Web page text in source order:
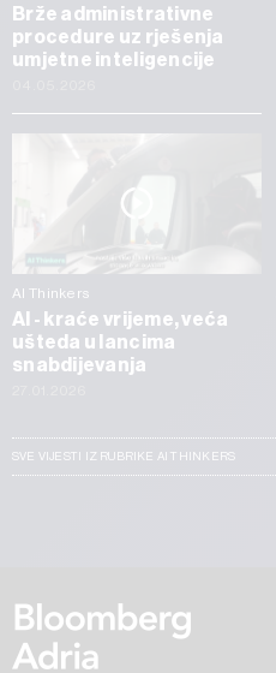
Brže administrativne
procedure uz rješenja
umjetne inteligencije
AI Thinkers
AI - kraće vrijeme, veća
ušteda u lancima
snabdijevanja
SVE VIJESTI IZ RUBRIKE AI THINKERS